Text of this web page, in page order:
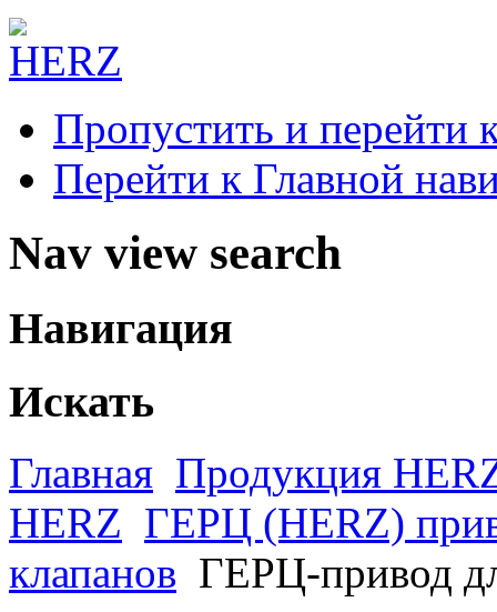
Пропустить и перейти
Перейти к Главной
Nav view search
Навигация
Искать
Главная Продукция
HERZ ГЕРЦ (HERZ)
клапанов ГЕРЦ-привод